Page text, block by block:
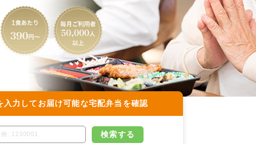
入力して お届け可能な宅配弁当を確認
検索する